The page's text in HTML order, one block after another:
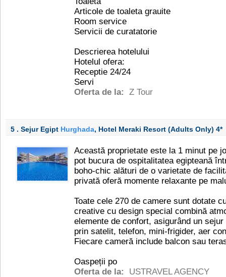
Articole de toaleta grauite
Room service
Servicii de curatatorie
Descrierea hotelului
Hotelul ofera:
Receptie 24/24
Servi
Oferta de la:
Z Tour
5 . Sejur Egipt Hurghada, Hotel Meraki Resort (Adults Only) 4*
Această proprietate este la 1 minut pe
pot bucura de ospitalitatea egipteană
boho-chic alături de o varietate de
privată oferă momente relaxante pe
Toate cele 270 de camere sunt dotate
creative cu design special combină
elemente de confort, asigurând un
prin satelit, telefon, mini-frigider, aer
Fiecare cameră include balcon sau
Oaspeții po
Oferta de la:
USTRAVEL AGENCY